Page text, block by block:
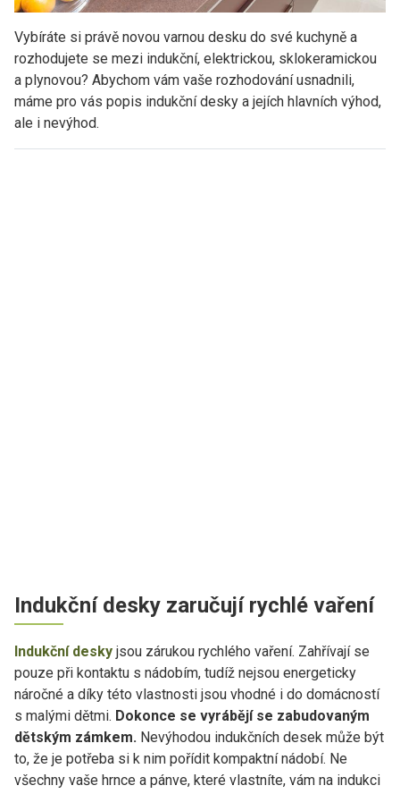
Vybíráte si právě novou varnou desku do své kuchyně a
rozhodujete se mezi indukční, elektrickou, sklokeramickou
a plynovou? Abychom vám vaše rozhodování usnadnili,
máme pro vás popis indukční desky a jejích hlavních výhod,
ale i nevýhod.
Indukční desky zaručují rychlé vaření
Indukční desky jsou zárukou rychlého vaření. Zahřívají se
pouze při kontaktu s nádobím, tudíž nejsou energeticky
náročné a díky této vlastnosti jsou vhodné i do domácností
s malými dětmi. Dokonce se vyrábějí se zabudovaným
dětským zámkem. Nevýhodou indukčních desek může být
to, že je potřeba si k nim pořídit kompaktní nádobí. Ne
všechny vaše hrnce a pánve, které vlastníte, vám na indukci